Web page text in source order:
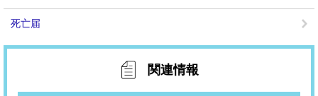
死亡届
関連情報